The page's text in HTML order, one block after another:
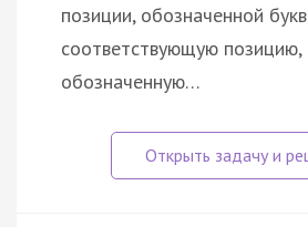
позиции, обозначенной
соответствующую позицию,
обозначенную…